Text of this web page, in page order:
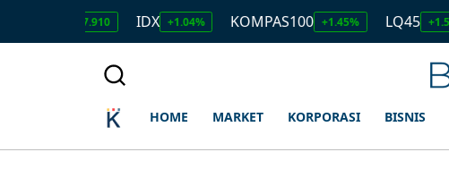
IDX +1.04% KOMPAS100 +1.45% LQ45 +1.50%
HOME MARKET KORPORASI BISNIS